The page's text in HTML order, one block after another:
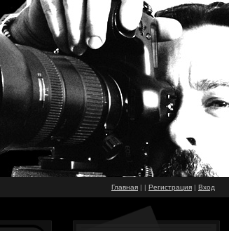
Главная | | Регистрация | Вход